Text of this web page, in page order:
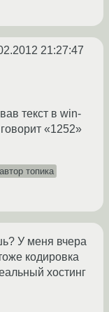
21:27:47
текст в win-
«1252»
автор топика
У меня вчера
кодировка
хостинг